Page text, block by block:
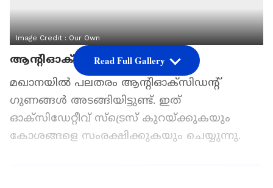
Image Credit :Our Own
ആന്റിഓക്‌സിഡന്റുകൾ
മഖാനയിൽ പലതരം ആന്റിഓക്സിഡന്റ്
ഗുണങ്ങൾ അടങ്ങിയിട്ടുണ്ട്. ഇത്
ഓക്സിഡേറ്റീവ് സ്‌ട്രെസ് കുറയ്ക്കുകയും
കോശങ്ങളെ സംരക്ഷിക്കുകയും ചെയ്യുന്നു.
Read Full Gallery